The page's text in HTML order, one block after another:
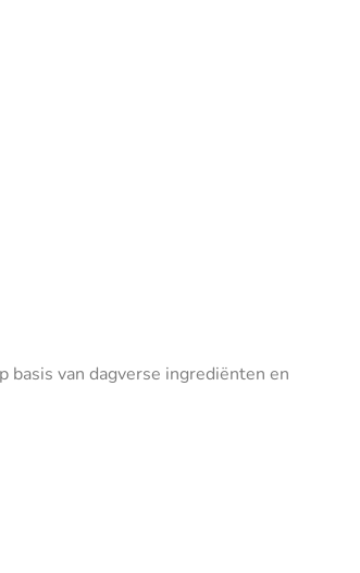
van dagverse ingrediënten en